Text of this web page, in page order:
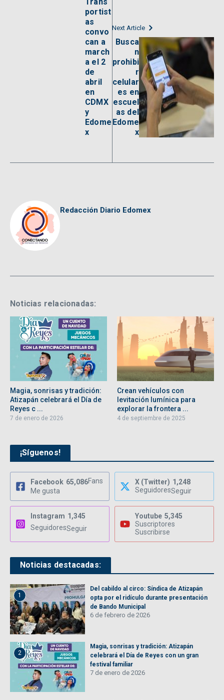
portist
as
convo
can a
march
a el 2
de
abril
en
CDMX
y
Edome
x
Next Article
Busca
n
prohibi
r
celular
es en
escuel
as del
Edome
x
Redacción Diario Edomex
Noticias relacionadas:
Magia, sonrisas y tradición:
Atizapán celebrará el Día de
Reyes c ...
7 de enero de 2026
Crean vehículos con
levitación lumínica para
explorar la frontera ...
4 de septiembre de 2025
¡Síguenos!
Facebook 65,086Fans
Me gusta
X (Twitter) 1,248
SeguidoresSeguir
Instagram 1,345
SeguidoresSeguir
Youtube 5,345
Suscriptores
Suscribirse
Noticias destacadas:
1
Del cabildo al circo: Síndica de Atizapán
opta por el ridículo durante presentación
de Bando Municipal
6 de febrero de 2026
2
Magia, sonrisas y tradición: Atizapán
celebrará el Día de Reyes con un gran
festival familiar
7 de enero de 2026